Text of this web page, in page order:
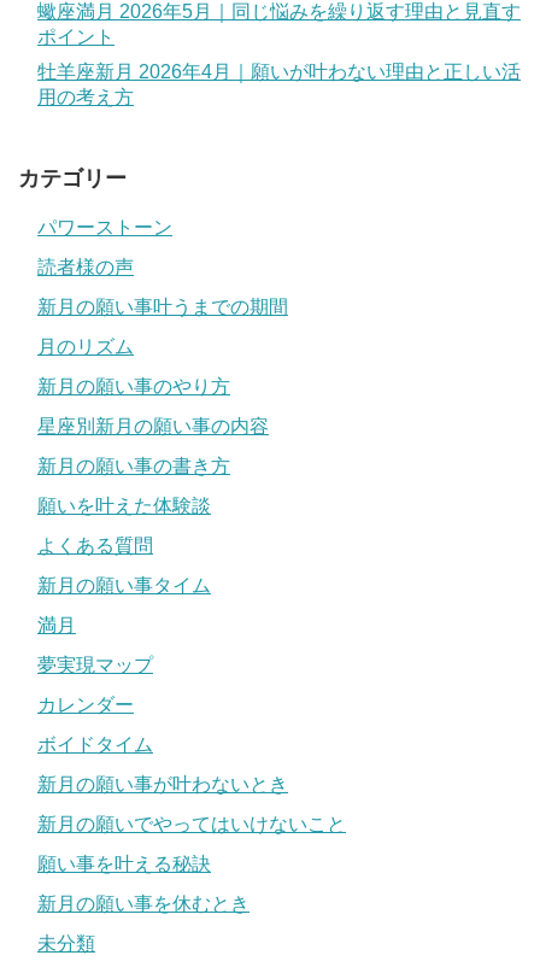
蠍座満月 2026年5月｜同じ悩みを繰り返す理由と見直す
ポイント
牡羊座新月 2026年4月｜願いが叶わない理由と正しい活
用の考え方
カテゴリー
パワーストーン
読者様の声
新月の願い事叶うまでの期間
月のリズム
新月の願い事のやり方
星座別新月の願い事の内容
新月の願い事の書き方
願いを叶えた体験談
よくある質問
新月の願い事タイム
満月
夢実現マップ
カレンダー
ボイドタイム
新月の願い事が叶わないとき
新月の願いでやってはいけないこと
願い事を叶える秘訣
新月の願い事を休むとき
未分類